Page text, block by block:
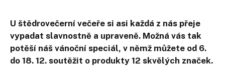
U štědrovečerní večeře si asi každá z nás přeje
vypadat slavnostně a upraveně. Možná vás tak
potěší náš vánoční speciál, v němž můžete od 6.
do 18. 12. soutěžit o produkty 12 skvělých značek.